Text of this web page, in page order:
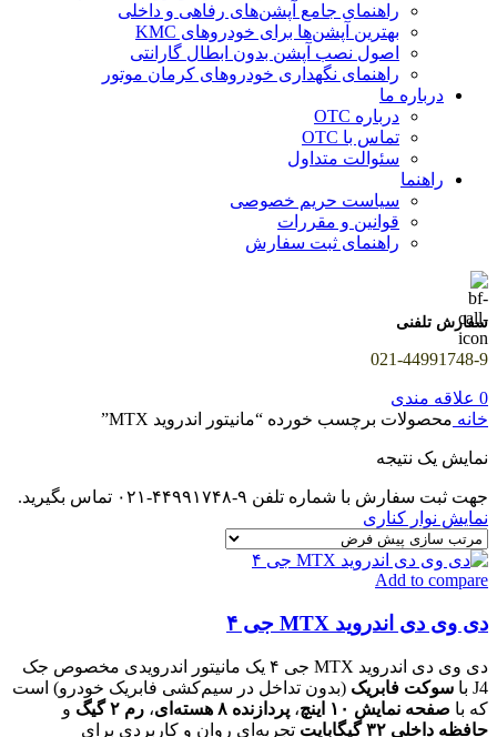
راهنمای جامع آپشن‌های رفاهی و داخلی
بهترین آپشن‌ها برای خودروهای KMC
اصول نصب آپشن بدون ابطال گارانتی
راهنمای نگهداری خودروهای کرمان موتور
درباره ما
درباره OTC
تماس با OTC
سئوالت متداول
راهنما
سیاست حریم خصوصی
قوانین و مقررات
راهنمای ثبت سفارش
سفارش تلفنی
021-44991748-9
0 علاقه مندی
خانه محصولات برچسب خورده “مانیتور اندروید MTX”
نمایش یک نتیجه
جهت ثبت سفارش با شماره تلفن ۹-۴۴۹۹۱۷۴۸-۰۲۱ تماس بگیرید.
نمایش نوار کناری
Add to compare
دی وی دی اندروید MTX جی ۴
دی وی دی اندروید MTX جی ۴ یک مانیتور اندرویدی مخصوص جک
J4 با
سوکت فابریک (بدون تداخل در سیم‌کشی فابریک خودرو) است
که با صفحه نمایش ۱۰ اینچ ، پردازنده ۸ هسته‌ای ، رم ۲ گیگ
و
حافظه داخلی ۳۲ گیگابایت
تجربه‌ای روان و کاربردی برای